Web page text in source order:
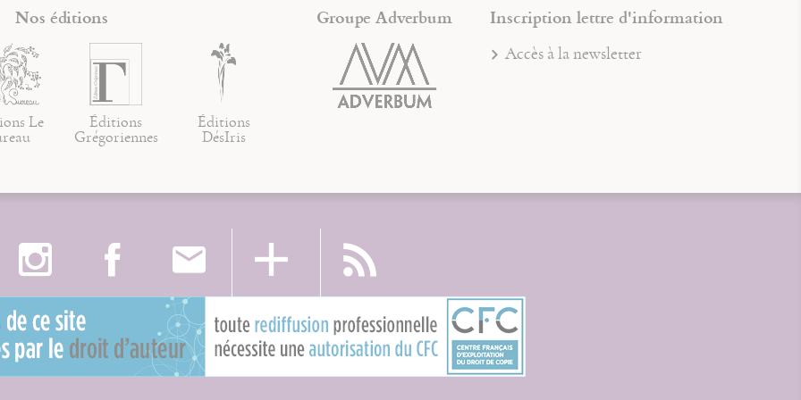
Nos éditions
Le Éditions
Grégoriennes
Éditions
DésIris
Groupe Adverbum Inscription lettre d'information
Accès à la newsletter